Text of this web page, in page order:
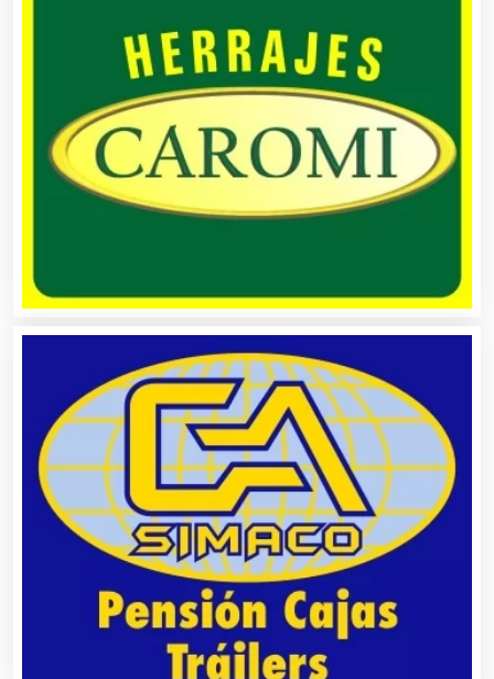
Avaluos
Balnearios
Bancos
Bares y Cantinas
Basculas
Bebidas
Belleza
Bordados y Estampados